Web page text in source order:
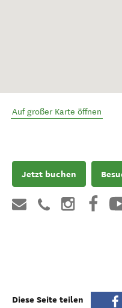
Auf großer Karte öffnen
Jetzt buchen
Diese Seite teilen